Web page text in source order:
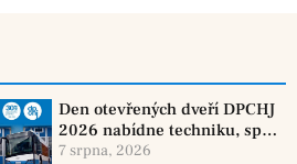
Den otevřených dveří DPCHJ
2026 nabídne techniku, sport
i jízdy historickými vozy
7 srpna, 2026